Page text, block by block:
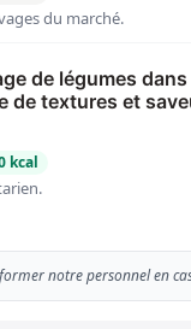
du marché.
de légumes dans
de textures et
kcal
notre personnel en